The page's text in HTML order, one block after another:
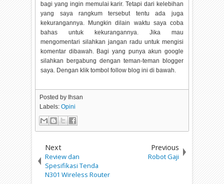
bagi yang ingin memulai karir. Tetapi dari kelebihan
yang saya rangkum tersebut tentu ada juga
kekurangannya. Mungkin dilain waktu saya coba
bahas untuk kekurangannya. Jika mau
mengomentari silahkan jangan radu untuk mengisi
komentar dibawah. Bagi yang punya akun google
silahkan bergabung dengan teman-teman blogger
saya. Dengan klik tombol follow blog ini di bawah.
Posted by Ihsan
Labels:Opini
Next
Review dan
Spesifikasi Tenda
N301 Wireless Router
Previous
Robot Gaji